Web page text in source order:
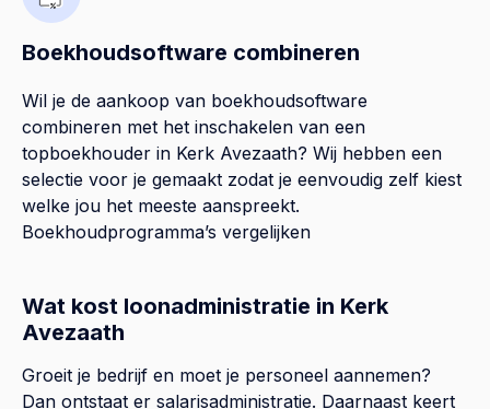
Boekhoudsoftware combineren
Wil je de aankoop van boekhoudsoftware
combineren met het inschakelen van een
topboekhouder in Kerk Avezaath? Wij hebben een
selectie voor je gemaakt zodat je eenvoudig zelf kiest
welke jou het meeste aanspreekt.
Boekhoudprogramma’s vergelijken
Wat kost loonadministratie in Kerk
Avezaath
Groeit je bedrijf en moet je personeel aannemen?
Dan ontstaat er salarisadministratie. Daarnaast keert